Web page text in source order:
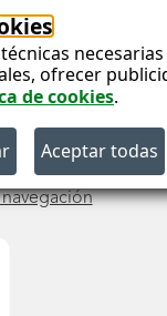
ofrecer
de cookies.
navegación